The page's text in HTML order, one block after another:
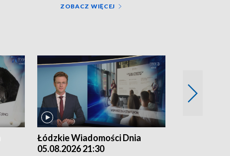
ZOBACZ WIĘCEJ
Łódzkie Wiadomości Dnia
05.08.2026 21:30